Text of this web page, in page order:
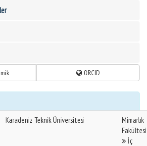
ORCID
Karadeniz Teknik Üniversitesi
Mimarlık
Fakültesi
İç